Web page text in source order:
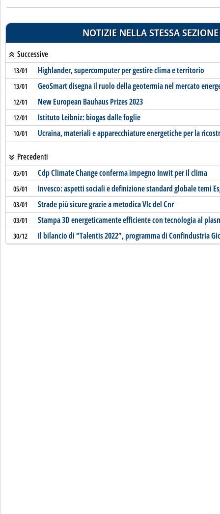
NOTIZIE NELLA STESSA SEZIONE
Successive
13/01 Highlander, supercomputer per gestire clima e territorio
13/01 GeoSmart disegna il ruolo della geotermia nel mercato
12/01 New European Bauhaus Prizes 2023
12/01 Istituto Leibniz: biogas dalle foglie
10/01 Ucraina, materiali e apparecchiature energetiche per la
Precedenti
05/01 Cdp Climate Change conferma impegno Inwit per il clima
05/01 Invesco: aspetti sociali e definizione standard globale temi
03/01 Strade più sicure grazie a metodica Vlc del Cnr
03/01 Stampa 3D energeticamente efficiente con tecnologia al
30/12 Il bilancio di “Talentis 2022”, programma di Confindustria